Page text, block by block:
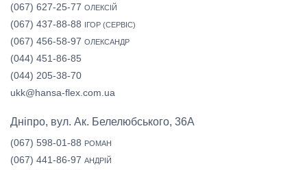
(067) 627-25-77 ОЛЕКСІЙ
(067) 437-88-88 ІГОР (СЕРВІС)
(067) 456-58-97 ОЛЕКСАНДР
(044) 451-86-85
(044) 205-38-70
ukk@hansa-flex.com.ua
Дніпро, вул. Ак. Белелюбського, 36А
(067) 598-01-88 РОМАН
(067) 441-86-97 АНДРІЙ